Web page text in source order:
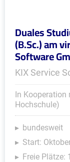
Duales
(B.Sc.) am
Software
KIX Service
In Kooperation
Hochschule)
bundesweit
Start:
Freie Plätze: 1